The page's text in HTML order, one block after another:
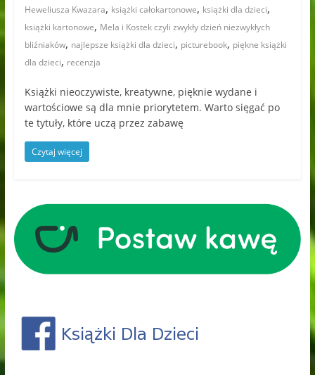
Heweliusza Kwazara, książki całokartonowe, książki dla dzieci,
książki kartonowe, Mela i Kostek czyli zwykły dzień niezwykłych
bliźniaków, najlepsze książki dla dzieci, picturebook, piękne książki
dla dzieci, recenzja
Książki nieoczywiste, kreatywne, pięknie wydane i
wartościowe są dla mnie priorytetem. Warto sięgać po
te tytuły, które uczą przez zabawę
Czytaj więcej